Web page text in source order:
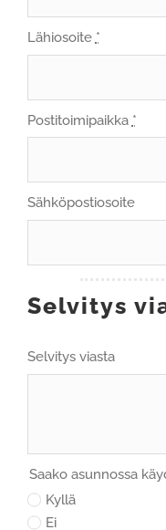
Lähiosoite *
Postitoimipaikka *
Sähköpostiosoite
Selvitys
Selvitys viasta
Saako asunnossa
Kyllä
Ei